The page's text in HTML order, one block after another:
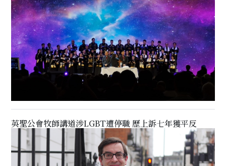
英聖公會牧師講道涉LGBT遭停職 歷上訴七年獲平反